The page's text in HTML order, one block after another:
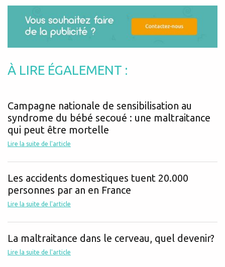
À LIRE ÉGALEMENT :
Campagne nationale de sensibilisation au
syndrome du bébé secoué : une maltraitance
qui peut être mortelle
Lire la suite de l'article
Les accidents domestiques tuent 20.000
personnes par an en France
Lire la suite de l'article
La maltraitance dans le cerveau, quel devenir?
Lire la suite de l'article